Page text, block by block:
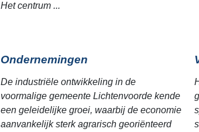
Het centrum ...
Ondernemingen
De industriële ontwikkeling in de
voormalige gemeente Lichtenvoorde kende
een geleidelijke groei, waarbij de economie
aanvankelijk sterk agrarisch georiënteerd